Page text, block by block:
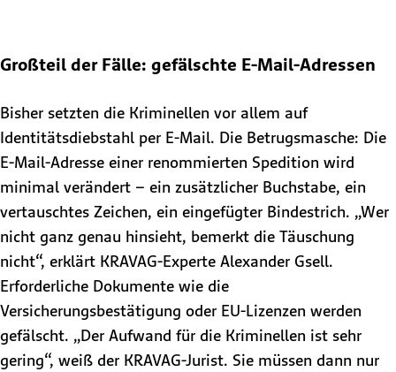
Großteil der Fälle: gefälschte E-Mail-Adressen
Bisher setzten die Kriminellen vor allem auf
Identitätsdiebstahl per E-Mail. Die Betrugsmasche: Die
E-Mail-Adresse einer renommierten Spedition wird
minimal verändert – ein zusätzlicher Buchstabe, ein
vertauschtes Zeichen, ein eingefügter Bindestrich. „Wer
nicht ganz genau hinsieht, bemerkt die Täuschung
nicht“, erklärt KRAVAG-Experte Alexander Gsell.
Erforderliche Dokumente wie die
Versicherungsbestätigung oder EU-Lizenzen werden
gefälscht. „Der Aufwand für die Kriminellen ist sehr
gering“, weiß der KRAVAG-Jurist. Sie müssen dann nur